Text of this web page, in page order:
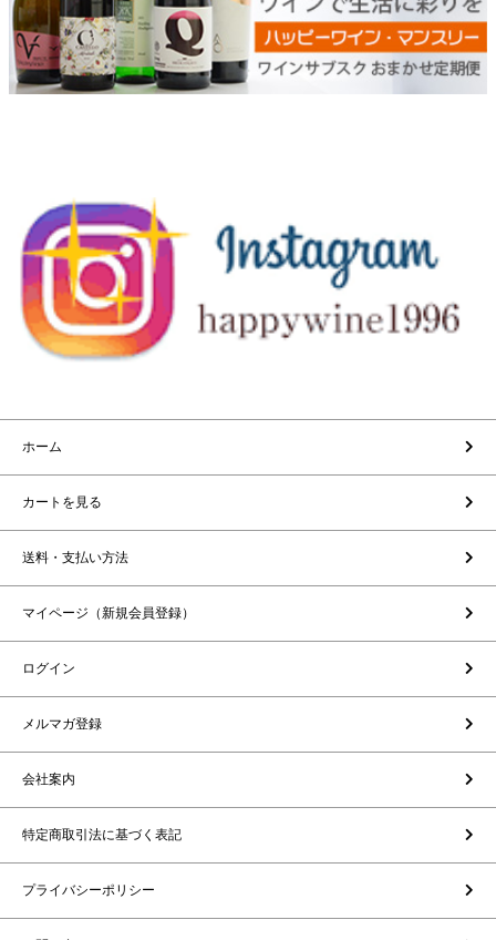
ホーム
カートを見る
送料・支払い方法
マイページ（新規会員登録）
ログイン
メルマガ登録
会社案内
特定商取引法に基づく表記
プライバシーポリシー